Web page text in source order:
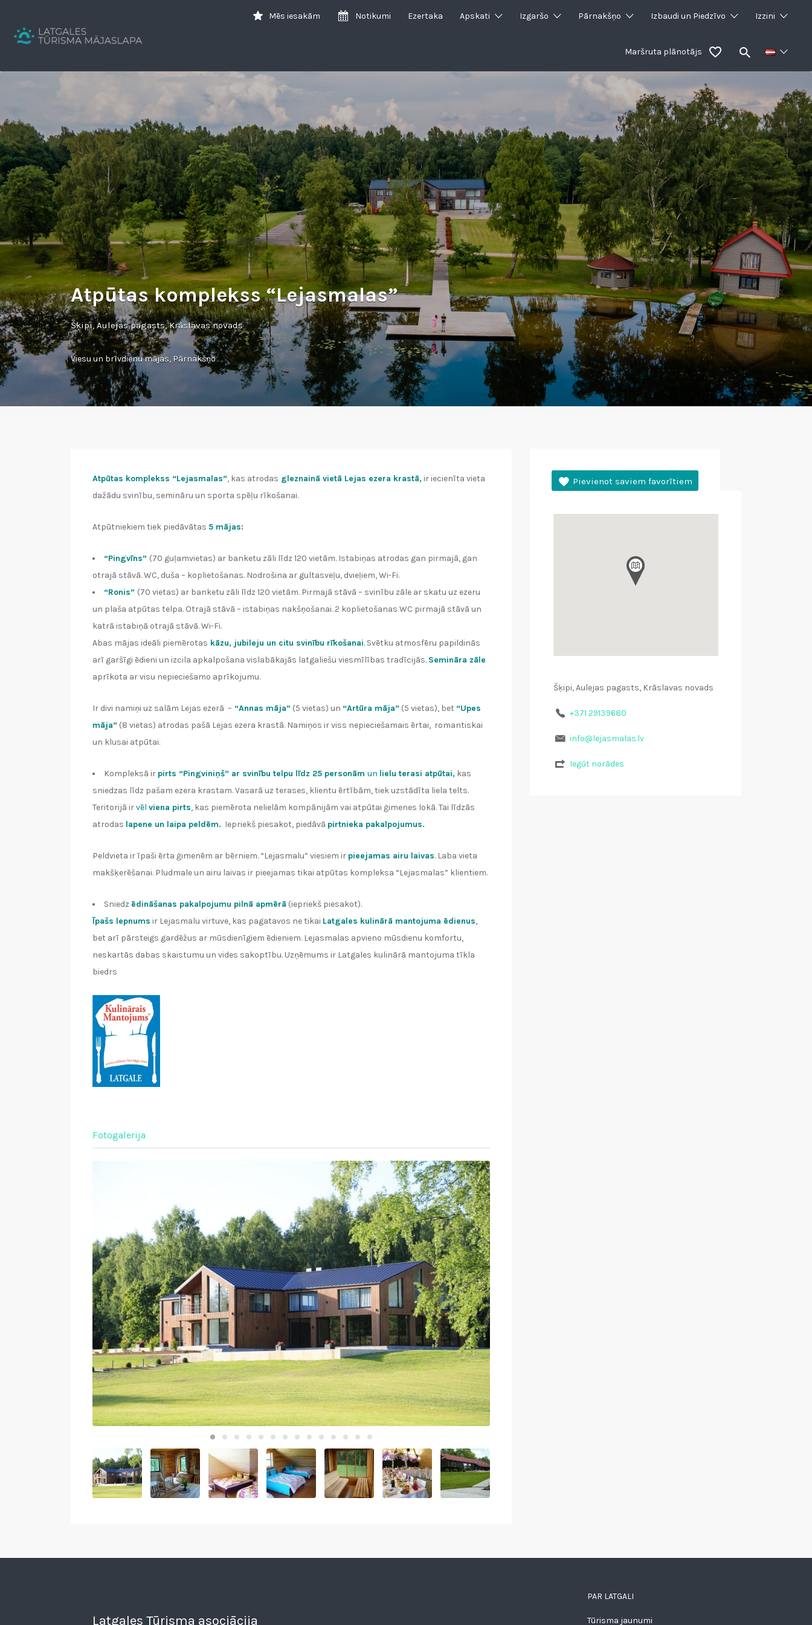
Mēs iesakām Notikumi Ezertaka Apskati Izgaršo Pārnakšņo Izbaudi un Piedzīvo Izzini
Maršruta plānotājs
Atpūtas komplekss “Lejasmalas”
Šķipi, Aulejas pagasts, Krāslavas novads
Viesu un brīvdienu mājas, Pārnakšņo
Atpūtas komplekss “Lejasmalas”, kas atrodas gleznainā vietā Lejas ezera krastā, ir iecienīta vieta
dažādu svinību, semināru un sporta spēļu rīkošanai.
Atpūtniekiem tiek piedāvātas 5 mājas:
“Pingvīns” (70 guļamvietas) ar banketu zāli līdz 120 vietām. Istabiņas atrodas gan pirmajā, gan
otrajā stāvā. WC, duša – koplietošanas. Nodrošina ar gultasveļu, dvieļiem, Wi-Fi.
“Ronis” (70 vietas) ar banketu zāli līdz 120 vietām. Pirmajā stāvā – svinību zāle ar skatu uz ezeru
un plaša atpūtas telpa. Otrajā stāvā – istabiņas nakšņošanai. 2 koplietošanas WC pirmajā stāvā un
katrā istabiņā otrajā stāvā. Wi-Fi.
Abas mājas ideāli piemērotas kāzu, jubileju un citu svinību rīkošanai. Svētku atmosfēru papildinās
arī garšīgi ēdieni un izcila apkalpošana vislabākajās latgaliešu viesmīlības tradīcijās. Semināra zāle
aprīkota ar visu nepieciešamo aprīkojumu.
Ir divi namiņi uz salām Lejas ezerā – “Annas māja” (5 vietas) un “Artūra māja” (5 vietas), bet “Upes
māja” (8 vietas) atrodas pašā Lejas ezera krastā. Namiņos ir viss nepieciešamais ērtai, romantiskai
un klusai atpūtai.
Kompleksā ir pirts “Pingviniņš” ar svinību telpu līdz 25 personām un lielu terasi atpūtai, kas
sniedzas līdz pašam ezera krastam. Vasarā uz terases, klientu ērtībām, tiek uzstādīta liela telts.
Teritorijā irvēl viena pirts, kas piemērota nelielām kompānijām vai atpūtai ģimenes lokā. Tai līdzās
atrodas lapene un laipa peldēm. Iepriekš piesakot, piedāvā pirtnieka pakalpojumus.
Peldvieta ir īpaši ērta ģimenēm ar bērniem. “Lejasmalu” viesiem ir pieejamas airu laivas. Laba vieta
makšķerēšanai. Pludmale un airu laivas ir pieejamas tikai atpūtas kompleksa “Lejasmalas” klientiem.
Sniedz ēdināšanas pakalpojumu pilnā apmērā (iepriekš piesakot).
Īpašs lepnums ir Lejasmalu virtuve, kas pagatavos ne tikai Latgales kulinārā mantojuma ēdienus,
bet arī pārsteigs gardēžus ar mūsdienīgiem ēdieniem. Lejasmalas apvieno mūsdienu komfortu,
neskartās dabas skaistumu un vides sakoptību. Uzņēmums ir Latgales kulinārā mantojuma tīkla
biedrs
Fotogalerija
Šķipi, Aulejas pagasts, Krāslavas novads
+371 29139680
info@lejasmalas.lv
Iegūt norādes
Latgales Tūrisma asociācija
PAR LATGALI
Tūrisma jaunumi